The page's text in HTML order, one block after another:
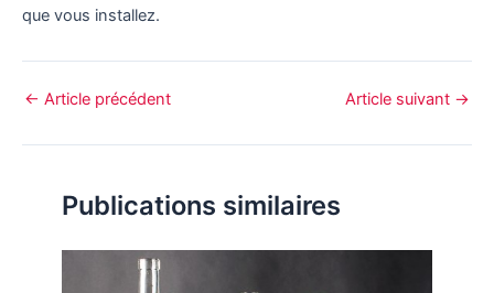
que vous installez.
← Article précédent Article suivant →
Publications similaires